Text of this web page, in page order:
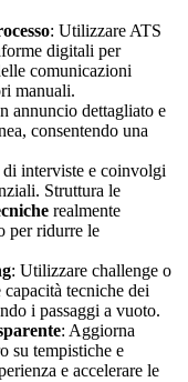
: Utilizzare ATS
digitali per
comunicazioni
manuali.
annuncio dettagliato e
consentendo una
interviste e coinvolgi
Struttura le
realmente
per ridurre le
: Utilizzare challenge o
tecniche dei
i passaggi a vuoto.
: Aggiorna
su tempistiche e
e accelerare le